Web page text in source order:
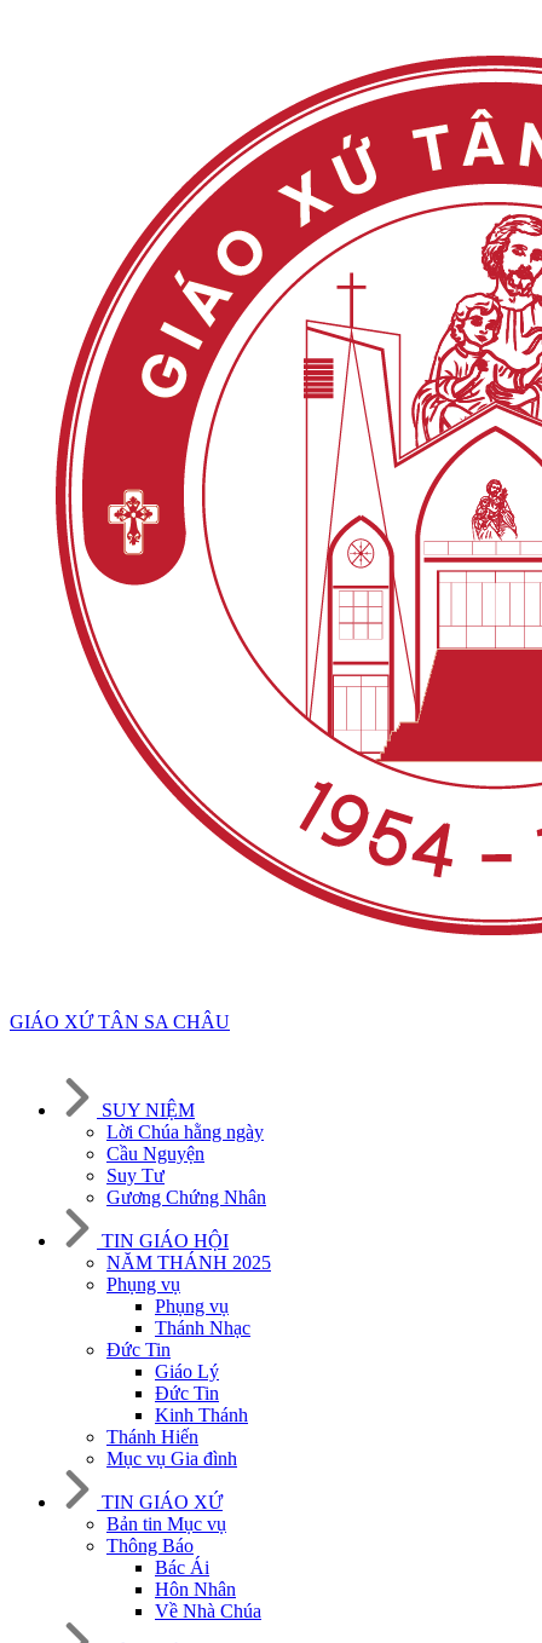
GIÁO XỨ TÂN SA CHÂU
SUY NIỆM
Lời Chúa hằng ngày
Cầu Nguyện
Suy Tư
Gương Chứng Nhân
TIN GIÁO HỘI
NĂM THÁNH 2025
Phụng vụ
Phụng vụ
Thánh Nhạc
Đức Tin
Giáo Lý
Đức Tin
Kinh Thánh
Thánh Hiến
Mục vụ Gia đình
TIN GIÁO XỨ
Bản tin Mục vụ
Thông Báo
Bác Ái
Hôn Nhân
Về Nhà Chúa